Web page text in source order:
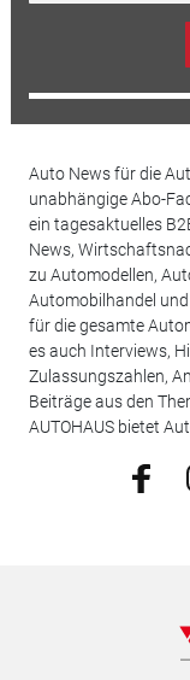
Auto News für die
unabhängige Abo-
ein tagesaktuelles
News,
zu Automodellen,
Automobilhandel
für die gesamte
es auch Interviews,
Zulassungszahlen,
Beiträge aus den
AUTOHAUS bietet